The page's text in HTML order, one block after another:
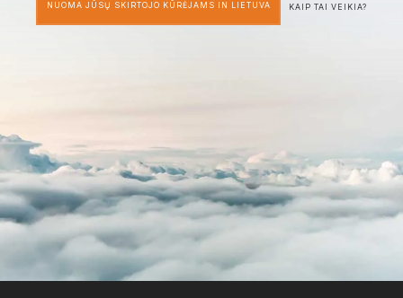
NUOMA JŪSŲ SKIRTOJO KŪRĖJAMS IN LIETUVA KAIP TAI VEIKIA?